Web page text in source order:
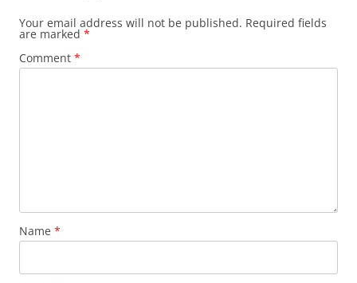
Your email address will not be published. Required fields
are marked *
Comment *
Name *